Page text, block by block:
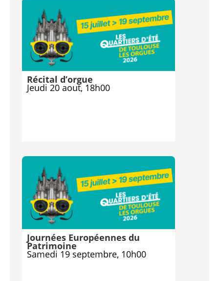
Récital d’orgue
Jeudi 20 aout, 18h00
Journées Européennes du
Patrimoine
Samedi 19 septembre, 10h00